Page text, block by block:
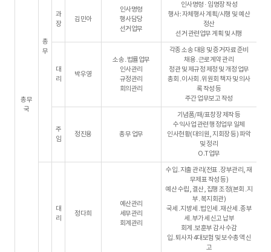
총무
국
총
무
과
장
김민아
인사명령
행사담당
선거업무
인사명령 · 임명장 작성
행사: 자체행사 계획/시행 및 예산
정산
선거 관련업무 계획 및 시행
대
리
박우영
소송․법률업무
인사관리
규정관리
회의관리
각종 소송 대응 및 증거자료 준비
채용․근로계약 관리
정관 및 제규정 제정 및 개정 업무
총회․이사회․위원회 책자 및 의사
록 작성 등
주간 업무보고 작성
주
임
정진용 총무 업무
기념품/패/표창장 제작 등
수익사업 관련 행정업무 일체
인사현황(대의원, 지회장 등) 파악
및 정리
O.T업무
대
리
정다희
예산관리
세무관리
회계관리
수입․지출 관리(전표․장부관리, 재
무제표 작성 등)
예산 수립, 결산, 집행 조정(본회․지
부․복지회관)
국세․지방세․법인세․재산세․종부
세․부가세 신고 납부
회계․보훈부 감사 수감
입․퇴사자 4대보험 및 보수총액 신
고